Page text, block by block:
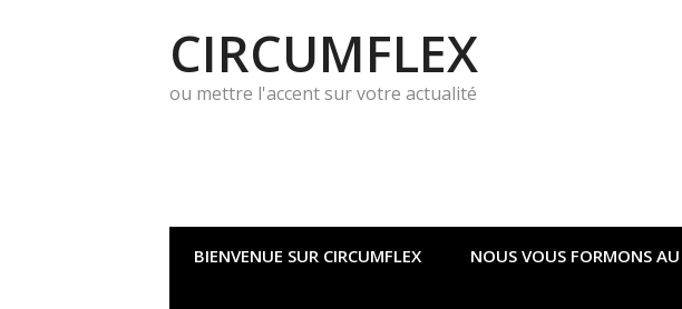
CIRCUMFLEX
ou mettre l'accent sur votre actualité
BIENVENUE SUR CIRCUMFLEX NOUS VOUS FORMONS